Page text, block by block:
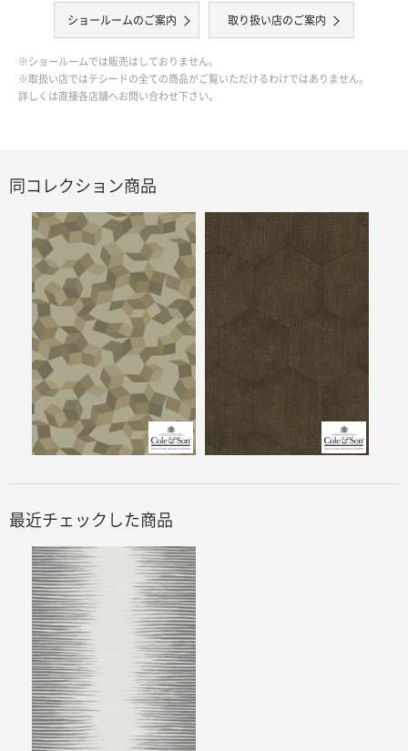
ショールームのご案内 取り扱い店のご案内
※ショールームでは販売はしておりません。
※取扱い店ではテシードの全ての商品がご覧いただけるわけではありません。
詳しくは直接各店舗へお問い合わせ下さい。
同コレクション商品
最近チェックした商品